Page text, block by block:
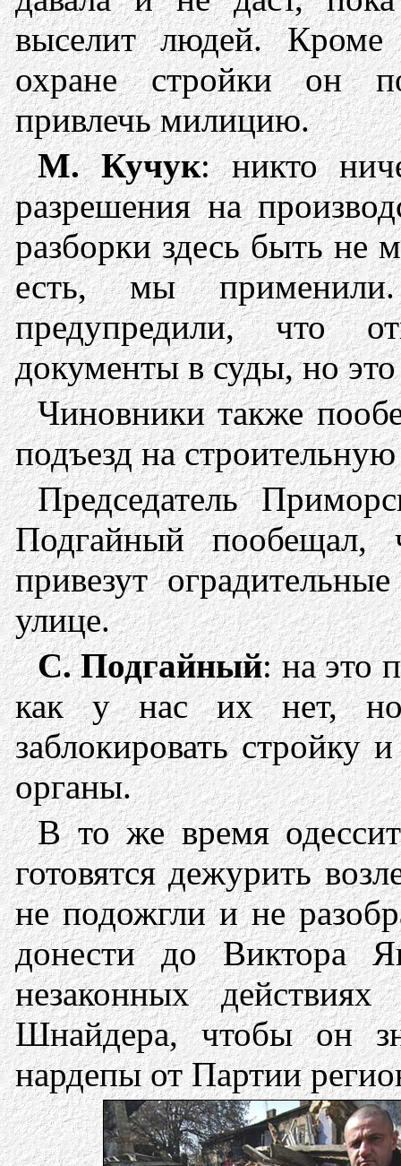
выселит людей. Кроме
охране стройки он
привлечь милицию.
М. Кучук: никто
разрешения на
разборки здесь быть не
есть, мы
предупредили, что
документы в суды, но
Чиновники также
подъезд на
Председатель
Подгайный
привезут
улице.
С. Подгайный: на это
как у нас их нет, но
заблокировать стройку
органы.
В то же время
готовятся дежурить
не подожгли и не
донести до Виктора
незаконных
Шнайдера, чтобы он
нардепы от Партии